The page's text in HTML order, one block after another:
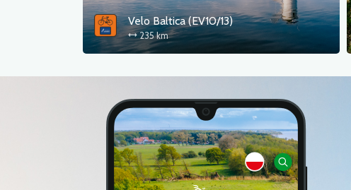
Velo Baltica (EV10/13)
235 km